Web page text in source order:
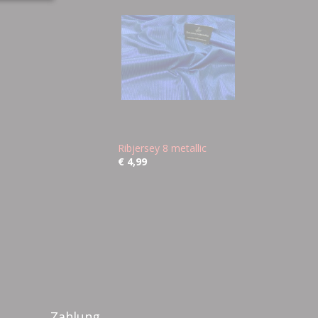
Ribjersey 8 metallic
€ 4,99